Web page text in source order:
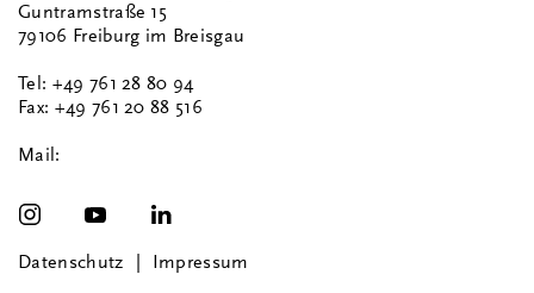
Guntramstraße 15
79106 Freiburg im Breisgau
Tel: +49 761 28 80 94
Fax: +49 761 20 88 516
Mail:
Datenschutz Impressum